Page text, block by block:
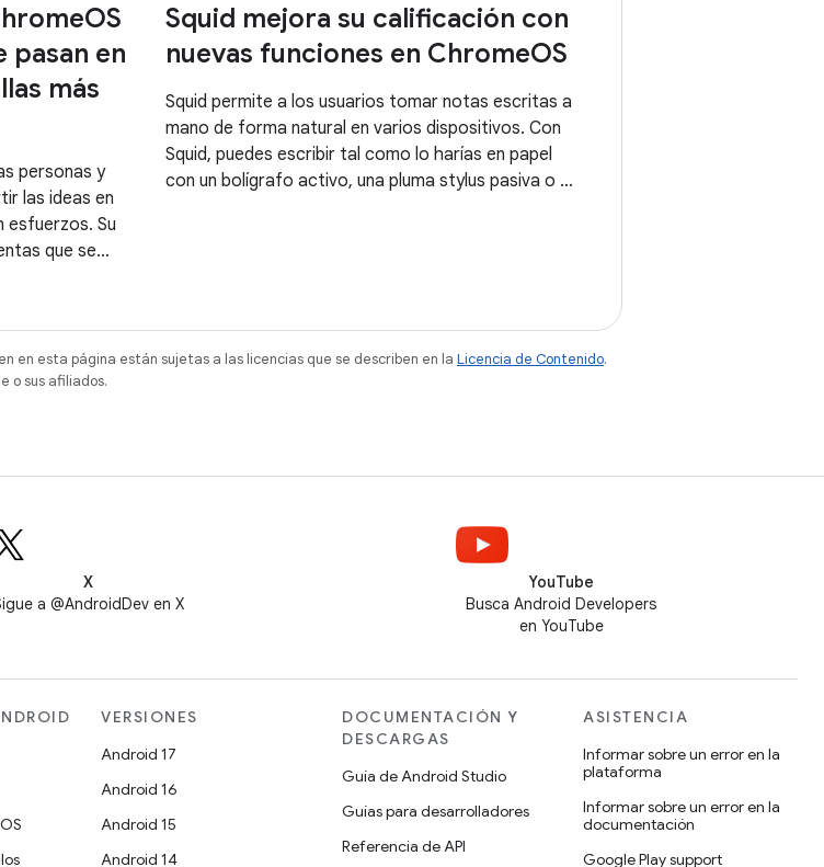
en
más
personas y
las ideas en
esfuerzos. Su
que se
Squid mejora su calificación con
nuevas funciones en ChromeOS
Squid permite a los usuarios tomar notas escritas a
mano de forma natural en varios dispositivos. Con
Squid, puedes escribir tal como lo harías en papel
con un bolígrafo activo, una pluma stylus pasiva o el
en esta página están sujetas a las licencias que se describen en la Licencia de Contenido.
o sus afiliados.
X
a @AndroidDev en X
YouTube
Busca Android Developers
en YouTube
VERSIONES
Android 17
Android 16
Android 15
Android 14
DOCUMENTACIÓN Y
DESCARGAS
Guía de Android Studio
Guías para desarrolladores
Referencia de API
ASISTENCIA
Informar sobre un error en la
plataforma
Informar sobre un error en la
documentación
Google Play support